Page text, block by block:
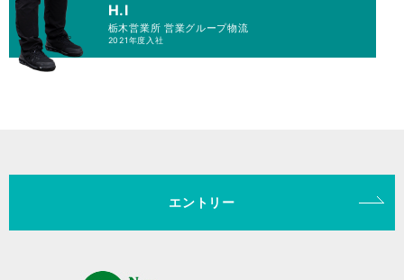
H.I
栃木営業所 営業グループ物流
2021年度入社
エントリー